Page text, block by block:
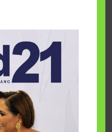
cumplen
Make-A-Wish